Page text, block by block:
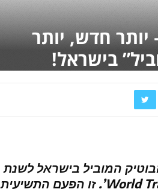
יותר חדש, יותר
בישראל!
הבוטיק המוביל בישראל לשנת
2025 על ידי הארגון היוקרתי ‘World Travel Awards’. זו הפעם התשיעית